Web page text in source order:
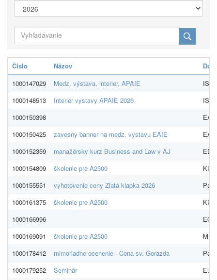
Číslo Názov
1000147029
Medz. výstava, interier, APAIE
1000148513
Interier vystavy APAIE 2026
1000150398
EA
1000150425
zavesny banner na medz. vystavu EAIE
EA
1000152359
manažérsky kurz Business and Law v AJ
1000154809
školenie pre A2500
KU
1000155551
vyhotovenie ceny Zlatá klapka 2026
1000161375
školenie pre A2500
KU
1000166996
1000169091
školenie pre A2500
MB
1000178412
mimoriadne ocenenie - Cena sv. Gorazda
1000179252
Seminár